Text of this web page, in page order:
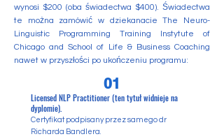
wynosi $200 (oba świadectwa $400). Świadectwa
te można zamówić w dziekanacie The Neuro-
Linguistic Programming Training Instytute of
Chicago and School of Life & Business Coaching
nawet w przyszłości po ukończeniu programu:
01
Licensed NLP Practitioner (ten tytuł widnieje na
dyplomie).
Certyfikat podpisany przez samego dr
Richarda Bandlera.